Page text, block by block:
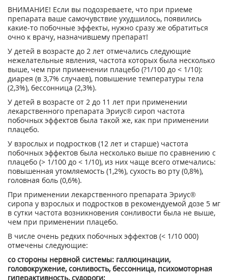
ВНИМАНИЕ! Если вы подозреваете, что при приеме
препарата ваше самочувствие ухудшилось, появились
какие-то побочные эффекты, нужно сразу же обратиться
очно к врачу, назначившему препарат!
У детей в возрасте до 2 лет отмечались следующие
нежелательные явления, частота которых была несколько
выше, чем при применении плацебо (?1/100 до < 1/10):
диарея (в 3,7% случаев), повышение температуры тела
(2,3%), бессонница (2,3%).
У детей в возрасте от 2 до 11 лет при применении
лекарственного препарата Эриус® сироп частота
побочных эффектов была такой же, как при применении
плацебо.
У взрослых и подростков (12 лет и старше) частота
побочных эффектов была несколько выше по сравнению с
плацебо (> 1/100 до < 1/10), из них чаще всего отмечались:
повышенная утомляемость (1,2%), сухость во рту (0,8%),
головная боль (0,6%).
При применении лекарственного препарата Эриус®
сиропа у взрослых и подростков в рекомендуемой дозе 5 мг
в сутки частота возникновения сонливости была не выше,
чем при применении плацебо.
В числе очень редких побочных эффектов (< 1/10 000)
отмечены следующие:
со стороны нервной системы: галлюцинации,
головокружение, сонливость, бессонница, психомоторная
гиперактивность, судороги;